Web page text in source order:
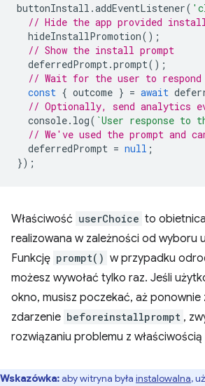
buttonInstall .addEventListener(
// Hide the app provided
hideInstallPromotion();
// Show the install prompt
deferredPrompt.prompt();
// Wait for the user to respond
const { outcome } = await
// Optionally, send analytics
console. log( `User response to
// We've used the prompt and
deferredPrompt = null ;
});
Właściwość userChoice to
realizowana w zależności od wyboru
Funkcję prompt() w przypadku
możesz wywołać tylko raz. Jeśli
okno, musisz poczekać, aż ponownie
zdarzenie beforeinstallprompt ,
rozwiązaniu problemu z właściwością
Wskazówka:aby witryna była instalowalna,